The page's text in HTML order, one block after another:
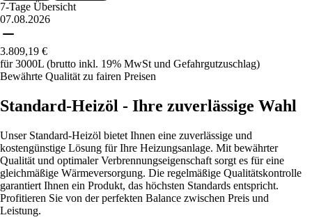
7-Tage Übersicht
07.08.2026
3.809,19 €
für 3000L (brutto inkl. 19% MwSt und Gefahrgutzuschlag)
Bewährte Qualität zu fairen Preisen
Standard-Heizöl - Ihre zuverlässige Wahl
Unser Standard-Heizöl bietet Ihnen eine zuverlässige und
kostengünstige Lösung für Ihre Heizungsanlage. Mit bewährter
Qualität und optimaler Verbrennungseigenschaft sorgt es für eine
gleichmäßige Wärmeversorgung. Die regelmäßige Qualitätskontrolle
garantiert Ihnen ein Produkt, das höchsten Standards entspricht.
Profitieren Sie von der perfekten Balance zwischen Preis und
Leistung.